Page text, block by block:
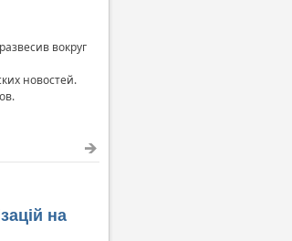
вокруг
новостей.
на